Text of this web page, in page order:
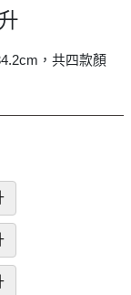
，共四款顏